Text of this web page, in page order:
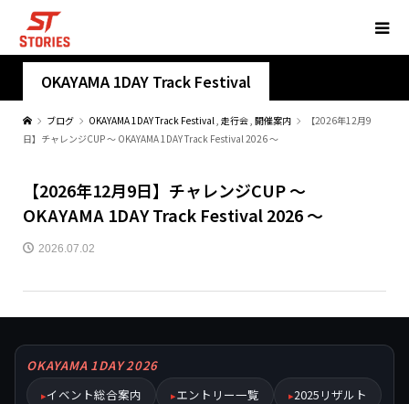
OKAYAMA 1DAY Track Festival
ブログ OKAYAMA 1DAY Track Festival, 走行会, 開催案内
【2026年12月9
日】チャレンジCUP ～ OKAYAMA 1DAY Track Festival 2026 ～
【2026年12月9日】チャレンジCUP ～
OKAYAMA 1DAY Track Festival 2026 ～
2026.07.02
OKAYAMA 1DAY 2026
イベント総合案内
エントリー一覧
2025リザルト